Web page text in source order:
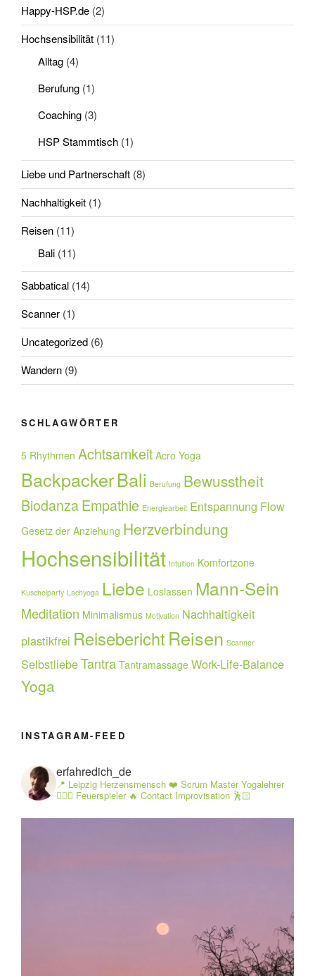
Happy-HSP.de (2)
Hochsensibilität (11)
Alltag (4)
Berufung (1)
Coaching (3)
HSP Stammtisch (1)
Liebe und Partnerschaft (8)
Nachhaltigkeit (1)
Reisen (11)
Bali (11)
Sabbatical (14)
Scanner (1)
Uncategorized (6)
Wandern (9)
SCHLAGWÖRTER
5 Rhythmen Achtsamkeit Acro Yoga
BackpackerBali Berufung Bewusstheit
BiodanzaEmpathie Energiearbeit Entspannung Flow
Gesetz der Anziehung Herzverbindung
Hochsensibilität Intuition Komfortzone
Kuschelparty Lachyoga Liebe Loslassen Mann-Sein
Meditation Minimalismus Motivation Nachhaltigkeit
plastikfrei Reisebericht Reisen Scanner
SelbstliebeTantra Tantramassage Work-Life-Balance
Yoga
INSTAGRAM-FEED
erfahredich_de
📍 Leipzig Herzensmensch ❤️ Scrum Master Yogalehrer
🧘🏻‍♂️ Feuerspieler 🔥 Contact Improvisation 🕺🏻